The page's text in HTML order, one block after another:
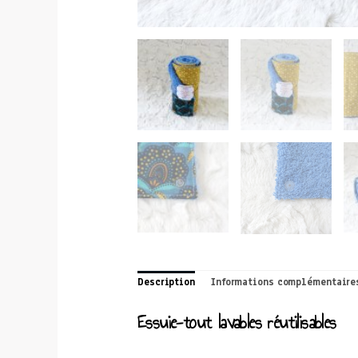
Description Informations
Essuie-tout lavables réutilisables